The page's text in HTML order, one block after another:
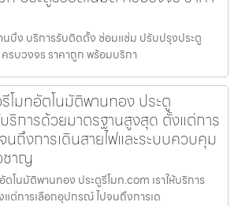
นบึง บริการรับติดตั้ง ซ่อมแซ่ม ปรับปรุงประตู
รบวงจร ราคาถูก พร้อมบริกา
โมทอัตโนมัติพานทอง ประตู
บริการด้วยมาตรฐานสูงสุด ตั้งแต่การ
ถึงการเดินสายไฟและระบบควบคุม
ชาญ
โนมัติพานทอง ประตูรีโมท.com เราให้บริการ
ต่การเลือกอุปกรณ์ ไปจนถึงการเด